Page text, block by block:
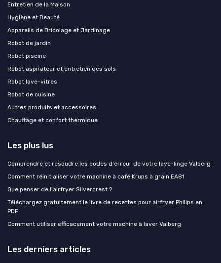
Entretien de la Maison
Hygiène et Beauté
Appareils de Bricolage et Jardinage
Robot de jardin
Robot piscine
Robot aspirateur et entretien des sols
Robot lave-vitres
Robot de cuisine
Autres produits et accessoires
Chauffage et confort thermique
Les plus lus
Comprendre et résoudre les codes d'erreur de votre lave-linge Valberg
Comment réinitialiser votre machine à café Krups à grain EA81
Que penser de l'airfryer Silvercrest ?
Téléchargez gratuitement le livre de recettes pour airfryer Philips en
PDF
Comment utiliser efficacement votre machine à laver Valberg
Les derniers articles